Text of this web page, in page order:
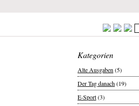
Kategorien
Alte Ausgaben (5)
Der Tag danach(19)
E-Sport(3)